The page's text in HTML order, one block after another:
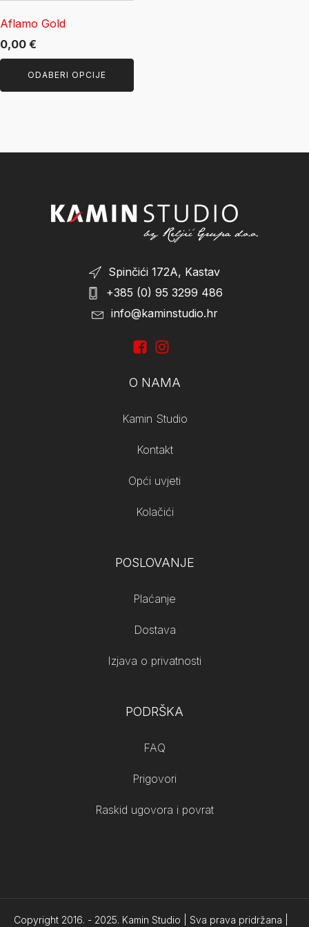
Aflamo Gold
0,00 €
ODABERI OPCIJE
na
stranici
proizvoda
Spinčići 172A, Kastav
+385 (0) 95 3299 486
info@kaminstudio.hr
O NAMA
Kamin Studio
Kontakt
Opći uvjeti
Kolačići
POSLOVANJE
Plaćanje
Dostava
Izjava o privatnosti
PODRŠKA
FAQ
Prigovori
Raskid ugovora i povrat
Copyright 2016. - 2025. Kamin Studio | Sva prava pridržana |